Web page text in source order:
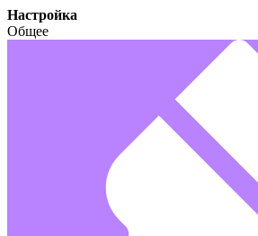
Настройка
Общее